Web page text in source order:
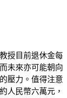
授目前退休金每
未來亦可能朝向
壓力。值得注意
人民幣六萬元，